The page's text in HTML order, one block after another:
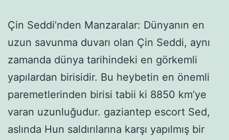
Çin Seddi’nden Manzaralar: Dünyanın en
uzun savunma duvarı olan Çin Seddi, aynı
zamanda dünya tarihindeki en görkemli
yapılardan birisidir. Bu heybetin en önemli
paremetlerinden birisi tabii ki 8850 km’ye
varan uzunluğudur. gaziantep escort Sed,
aslında Hun saldırılarına karşı yapılmış bir